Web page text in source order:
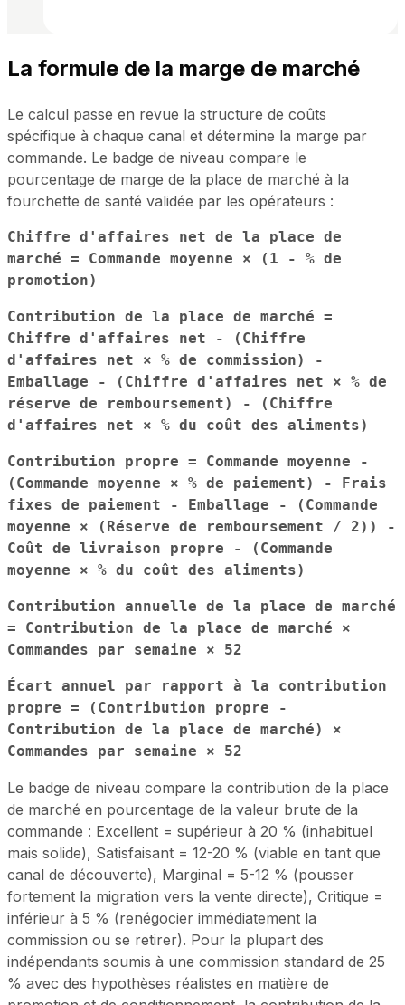
La formule de la marge de marché
Le calcul passe en revue la structure de coûts
spécifique à chaque canal et détermine la marge par
commande. Le badge de niveau compare le
pourcentage de marge de la place de marché à la
fourchette de santé validée par les opérateurs :
Chiffre d'affaires net de la place de
marché = Commande moyenne × (1 - % de
promotion)
Contribution de la place de marché =
Chiffre d'affaires net - (Chiffre
d'affaires net × % de commission) -
Emballage - (Chiffre d'affaires net × % de
réserve de remboursement) - (Chiffre
d'affaires net × % du coût des aliments)
Contribution propre = Commande moyenne -
(Commande moyenne × % de paiement) - Frais
fixes de paiement - Emballage - (Commande
moyenne × (Réserve de remboursement / 2)) -
Coût de livraison propre - (Commande
moyenne × % du coût des aliments)
Contribution annuelle de la place de marché
= Contribution de la place de marché ×
Commandes par semaine × 52
Écart annuel par rapport à la contribution
propre = (Contribution propre -
Contribution de la place de marché) ×
Commandes par semaine × 52
Le badge de niveau compare la contribution de la place
de marché en pourcentage de la valeur brute de la
commande : Excellent = supérieur à 20 % (inhabituel
mais solide), Satisfaisant = 12-20 % (viable en tant que
canal de découverte), Marginal = 5-12 % (pousser
fortement la migration vers la vente directe), Critique =
inférieur à 5 % (renégocier immédiatement la
commission ou se retirer). Pour la plupart des
indépendants soumis à une commission standard de 25
% avec des hypothèses réalistes en matière de